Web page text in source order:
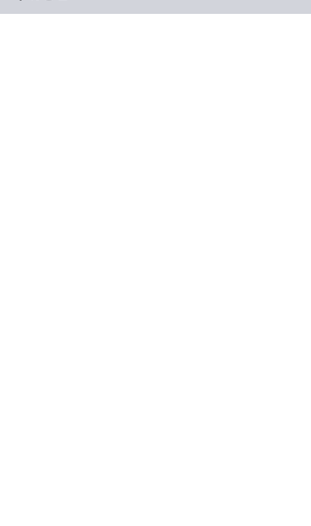
Facebook
TwitterInstagram
YouTube